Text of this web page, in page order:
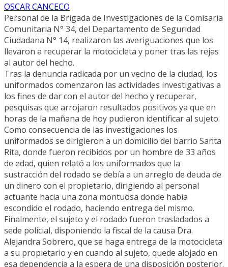
OSCAR CANCECO
Personal de la Brigada de Investigaciones de la Comisaría
Comunitaria N° 34, del Departamento de Seguridad
Ciudadana N° 14, realizaron las averiguaciones que los
llevaron a recuperar la motocicleta y poner tras las rejas
al autor del hecho.
Tras la denuncia radicada por un vecino de la ciudad, los
uniformados comenzaron las actividades investigativas a
los fines de dar con el autor del hecho y recuperar,
pesquisas que arrojaron resultados positivos ya que en
horas de la mañana de hoy pudieron identificar al sujeto.
Como consecuencia de las investigaciones los
uniformados se dirigieron a un domicilio del barrio Santa
Rita, donde fueron recibidos por un hombre de 33 años
de edad, quien relató a los uniformados que la
sustracción del rodado se debía a un arreglo de deuda de
un dinero con el propietario, dirigiendo al personal
actuante hacia una zona montuosa donde había
escondido el rodado, haciendo entrega del mismo.
Finalmente, el sujeto y el rodado fueron trasladados a
sede policial, disponiendo la fiscal de la causa Dra.
Alejandra Sobrero, que se haga entrega de la motocicleta
a su propietario y en cuando al sujeto, quede alojado en
esa dependencia a la espera de una disposición posterior.